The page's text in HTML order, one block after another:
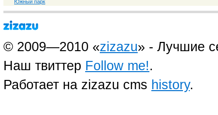
Южный парк
© 2009—2010 «zizazu» - Лучшие
Наш твиттер Follow me!.
Работает на zizazu cms history.